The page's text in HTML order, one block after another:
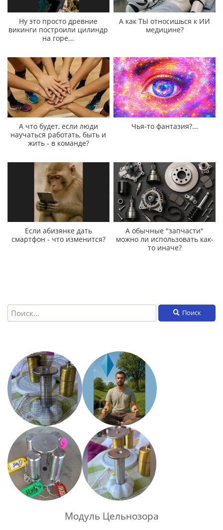
Ну это просто древние
викинги построили цилиндр
на горе...
А как ТЫ относишься к ИИ
медицине?
А что будет, если люди
научаться работать, быть и
жить - в команде?
Чья-то фантазия?...
Если абизянке дать
смартфон - что изменится?
А обычные "запчасти"
можно ли использовать как-
то иначе?
Поиск
Модуль Цельнозора